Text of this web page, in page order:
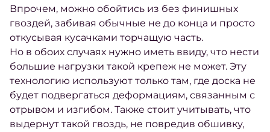
Впрочем, можно обойтись из без финишных
гвоздей, забивая обычные не до конца и просто
откусывая кусачками торчащую часть.
Но в обоих случаях нужно иметь ввиду, что нести
большие нагрузки такой крепеж не может. Эту
технологию используют только там, где доска не
будет подвергаться деформациям, связанным с
отрывом и изгибом. Также стоит учитывать, что
выдернут такой гвоздь, не повредив обшивку,